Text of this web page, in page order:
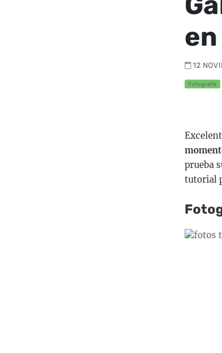
12
Fotografía
prueba
tutorial